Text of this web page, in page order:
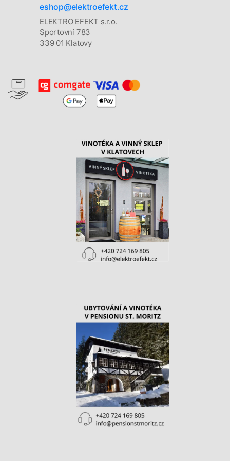
eshop@elektroefekt.cz
ELEKTRO EFEKT s.r.o.
Sportovní 783
339 01 Klatovy